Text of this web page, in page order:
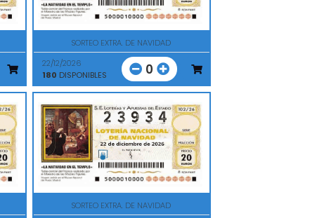
SORTEO EXTRA. DE NAVIDAD
22/12/2026
180 DISPONIBLES 0
SORTEO EXTRA. DE NAVIDAD